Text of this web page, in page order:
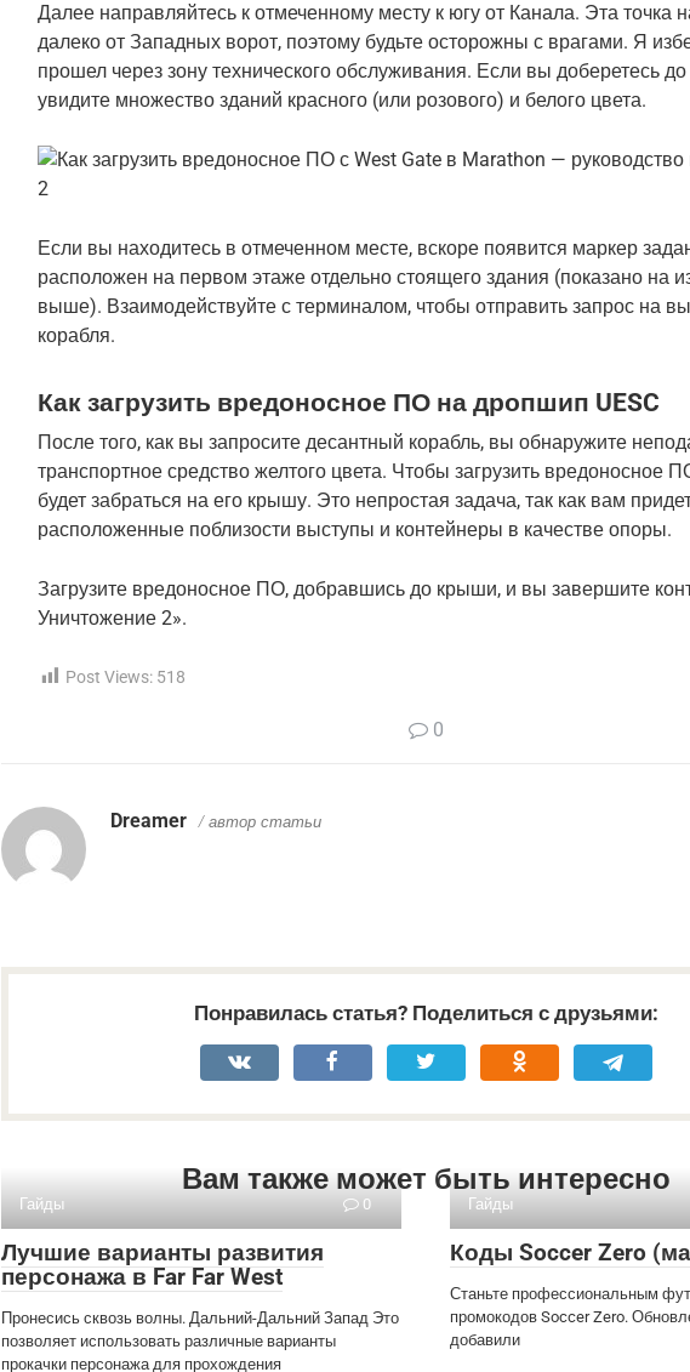
Далее направляйтесь к отмеченному месту к югу от Канала. Эта точка
далеко от Западных ворот, поэтому будьте осторожны с врагами. Я
прошел через зону технического обслуживания. Если вы доберетесь до
увидите множество зданий красного (или розового) и белого цвета.
Если вы находитесь в отмеченном месте, вскоре появится маркер
расположен на первом этаже отдельно стоящего здания (показано на
выше). Взаимодействуйте с терминалом, чтобы отправить запрос на
корабля.
Как загрузить вредоносное ПО на дропшип UESC
После того, как вы запросите десантный корабль, вы обнаружите
транспортное средство желтого цвета. Чтобы загрузить вредоносное
будет забраться на его крышу. Это непростая задача, так как вам
расположенные поблизости выступы и контейнеры в качестве опоры.
Загрузите вредоносное ПО, добравшись до крыши, и вы завершите
Уничтожение 2».
Post Views: 518
0
Dreamer / автор статьи
Понравилась статья? Поделиться с друзьями:
Вам также может быть интересно
Гайды 0
Лучшие варианты развития
персонажа в Far Far West
Пронесись сквозь волны. Дальний-Дальний Запад Это
позволяет использовать различные варианты
прокачки персонажа для прохождения
Гайды
Коды Soccer Zero
Станьте профессиональным
промокодов Soccer Zero.
добавили